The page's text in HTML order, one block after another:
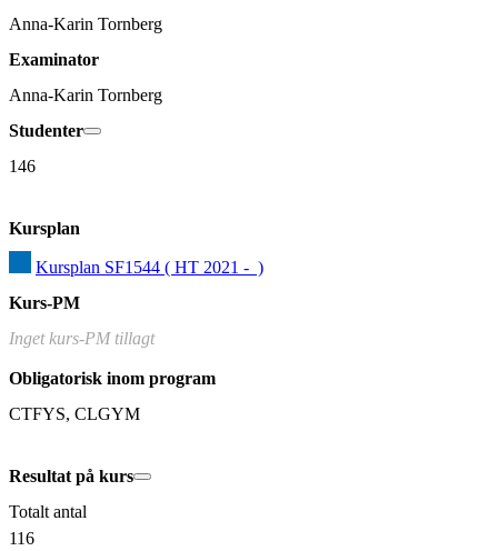
Anna-Karin Tornberg
Examinator
Anna-Karin Tornberg
Studenter
146
Kursplan
Kursplan SF1544 ( HT 2021 -  )
Kurs-PM
Inget kurs-PM tillagt
Obligatorisk inom program
CTFYS, CLGYM
Resultat på kurs
Totalt antal
116